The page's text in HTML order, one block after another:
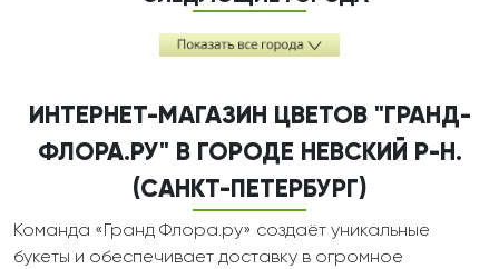
ИНТЕРНЕТ-МАГАЗИН ЦВЕТОВ "ГРАНД-
ФЛОРА.РУ" В ГОРОДЕ НЕВСКИЙ Р-Н.
(САНКТ-ПЕТЕРБУРГ)
Команда «Гранд Флора.ру» создаёт уникальные
букеты и обеспечивает доставку в огромное